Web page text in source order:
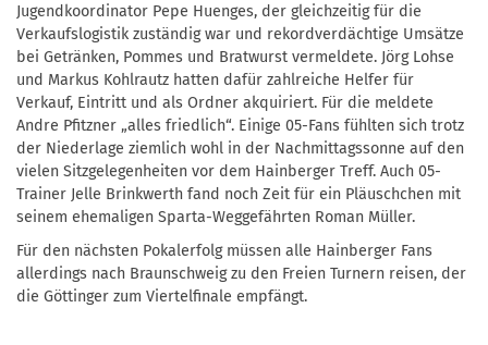
Jugendkoordinator Pepe Huenges, der gleichzeitig für die
Verkaufslogistik zuständig war und rekordverdächtige Umsätze
bei Getränken, Pommes und Bratwurst vermeldete. Jörg Lohse
und Markus Kohlrautz hatten dafür zahlreiche Helfer für
Verkauf, Eintritt und als Ordner akquiriert. Für die meldete
Andre Pfitzner „alles friedlich“. Einige 05-Fans fühlten sich trotz
der Niederlage ziemlich wohl in der Nachmittagssonne auf den
vielen Sitzgelegenheiten vor dem Hainberger Treff. Auch 05-
Trainer Jelle Brinkwerth fand noch Zeit für ein Pläuschchen mit
seinem ehemaligen Sparta-Weggefährten Roman Müller.
Für den nächsten Pokalerfolg müssen alle Hainberger Fans
allerdings nach Braunschweig zu den Freien Turnern reisen, der
die Göttinger zum Viertelfinale empfängt.